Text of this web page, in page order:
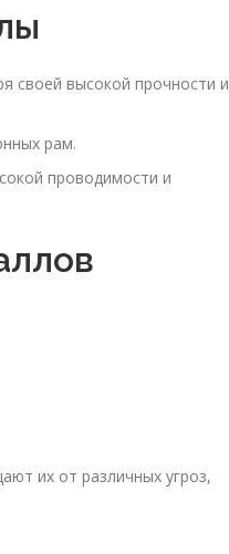
своей высокой прочности и
рам.
проводимости и
их от различных угроз,